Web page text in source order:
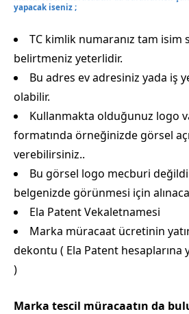
yapacak iseniz ;
TC kimlik numaranız tam isim
belirtmeniz yeterlidir.
Bu adres ev adresiniz yada iş
olabilir.
Kullanmakta olduğunuz logo
formatında örneğinizde görsel
verebilirsiniz..
Bu görsel logo mecburi
belgenizde görünmesi için
Ela Patent Vekaletnamesi
Marka müracaat ücretinin
dekontu ( Ela Patent hesaplarına
)
Marka tescil müracaatın da